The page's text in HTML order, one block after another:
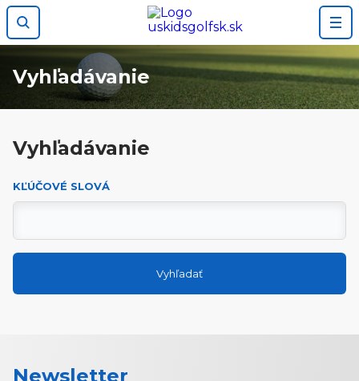
Preskočiť na obsah
Vyhľadávanie
Vyhľadávanie
KĽÚČOVÉ SLOVÁ
Vyhľadať
Newsletter